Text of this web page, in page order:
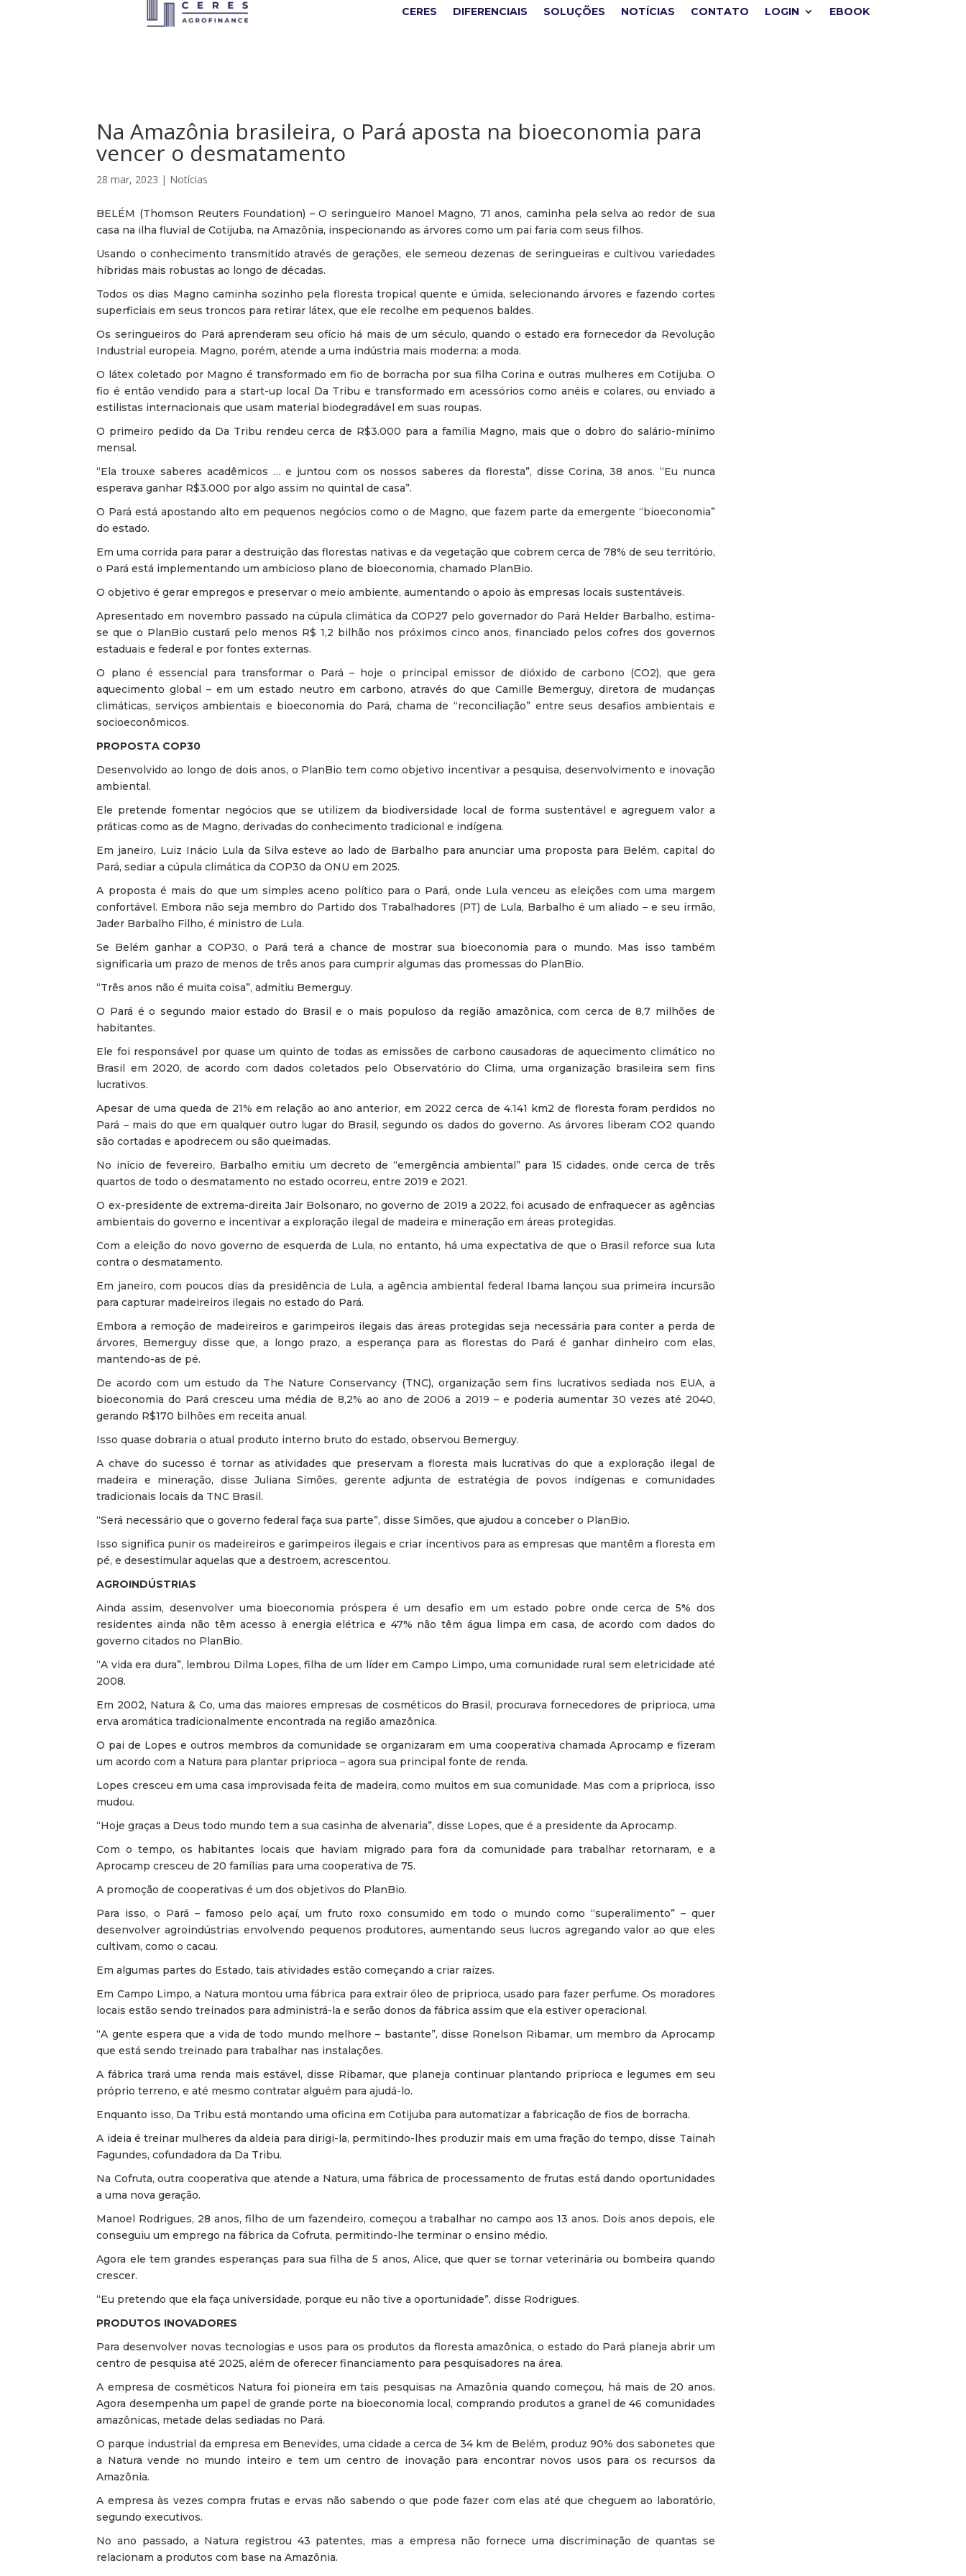
CERES DIFERENCIAIS SOLUÇÕES NOTÍCIAS CONTATO LOGIN EBOOK
Na Amazônia brasileira, o Pará aposta na bioeconomia para
vencer o desmatamento
28 mar, 2023 | Notícias
BELÉM (Thomson Reuters Foundation) – O seringueiro Manoel Magno, 71 anos, caminha pela selva ao redor de sua
casa na ilha fluvial de Cotijuba, na Amazônia, inspecionando as árvores como um pai faria com seus filhos.
Usando o conhecimento transmitido através de gerações, ele semeou dezenas de seringueiras e cultivou variedades
híbridas mais robustas ao longo de décadas.
Todos os dias Magno caminha sozinho pela floresta tropical quente e úmida, selecionando árvores e fazendo cortes
superficiais em seus troncos para retirar látex, que ele recolhe em pequenos baldes.
Os seringueiros do Pará aprenderam seu ofício há mais de um século, quando o estado era fornecedor da Revolução
Industrial europeia. Magno, porém, atende a uma indústria mais moderna: a moda.
O látex coletado por Magno é transformado em fio de borracha por sua filha Corina e outras mulheres em Cotijuba. O
fio é então vendido para a start-up local Da Tribu e transformado em acessórios como anéis e colares, ou enviado a
estilistas internacionais que usam material biodegradável em suas roupas.
O primeiro pedido da Da Tribu rendeu cerca de R$3.000 para a família Magno, mais que o dobro do salário-mínimo
mensal.
“Ela trouxe saberes acadêmicos … e juntou com os nossos saberes da floresta”, disse Corina, 38 anos. “Eu nunca
esperava ganhar R$3.000 por algo assim no quintal de casa”.
O Pará está apostando alto em pequenos negócios como o de Magno, que fazem parte da emergente “bioeconomia”
do estado.
Em uma corrida para parar a destruição das florestas nativas e da vegetação que cobrem cerca de 78% de seu território,
o Pará está implementando um ambicioso plano de bioeconomia, chamado PlanBio.
O objetivo é gerar empregos e preservar o meio ambiente, aumentando o apoio às empresas locais sustentáveis.
Apresentado em novembro passado na cúpula climática da COP27 pelo governador do Pará Helder Barbalho, estima-
se que o PlanBio custará pelo menos R$ 1,2 bilhão nos próximos cinco anos, financiado pelos cofres dos governos
estaduais e federal e por fontes externas.
O plano é essencial para transformar o Pará – hoje o principal emissor de dióxido de carbono (CO2), que gera
aquecimento global – em um estado neutro em carbono, através do que Camille Bemerguy, diretora de mudanças
climáticas, serviços ambientais e bioeconomia do Pará, chama de “reconciliação” entre seus desafios ambientais e
socioeconômicos.
PROPOSTA COP30
Desenvolvido ao longo de dois anos, o PlanBio tem como objetivo incentivar a pesquisa, desenvolvimento e inovação
ambiental.
Ele pretende fomentar negócios que se utilizem da biodiversidade local de forma sustentável e agreguem valor a
práticas como as de Magno, derivadas do conhecimento tradicional e indígena.
Em janeiro, Luiz Inácio Lula da Silva esteve ao lado de Barbalho para anunciar uma proposta para Belém, capital do
Pará, sediar a cúpula climática da COP30 da ONU em 2025.
A proposta é mais do que um simples aceno político para o Pará, onde Lula venceu as eleições com uma margem
confortável. Embora não seja membro do Partido dos Trabalhadores (PT) de Lula, Barbalho é um aliado – e seu irmão,
Jader Barbalho Filho, é ministro de Lula.
Se Belém ganhar a COP30, o Pará terá a chance de mostrar sua bioeconomia para o mundo. Mas isso também
significaria um prazo de menos de três anos para cumprir algumas das promessas do PlanBio.
“Três anos não é muita coisa”, admitiu Bemerguy.
O Pará é o segundo maior estado do Brasil e o mais populoso da região amazônica, com cerca de 8,7 milhões de
habitantes.
Ele foi responsável por quase um quinto de todas as emissões de carbono causadoras de aquecimento climático no
Brasil em 2020, de acordo com dados coletados pelo Observatório do Clima, uma organização brasileira sem fins
lucrativos.
Apesar de uma queda de 21% em relação ao ano anterior, em 2022 cerca de 4.141 km2 de floresta foram perdidos no
Pará – mais do que em qualquer outro lugar do Brasil, segundo os dados do governo. As árvores liberam CO2 quando
são cortadas e apodrecem ou são queimadas.
No início de fevereiro, Barbalho emitiu um decreto de “emergência ambiental” para 15 cidades, onde cerca de três
quartos de todo o desmatamento no estado ocorreu, entre 2019 e 2021.
O ex-presidente de extrema-direita Jair Bolsonaro, no governo de 2019 a 2022, foi acusado de enfraquecer as agências
ambientais do governo e incentivar a exploração ilegal de madeira e mineração em áreas protegidas.
Com a eleição do novo governo de esquerda de Lula, no entanto, há uma expectativa de que o Brasil reforce sua luta
contra o desmatamento.
Em janeiro, com poucos dias da presidência de Lula, a agência ambiental federal Ibama lançou sua primeira incursão
para capturar madeireiros ilegais no estado do Pará.
Embora a remoção de madeireiros e garimpeiros ilegais das áreas protegidas seja necessária para conter a perda de
árvores, Bemerguy disse que, a longo prazo, a esperança para as florestas do Pará é ganhar dinheiro com elas,
mantendo-as de pé.
De acordo com um estudo da The Nature Conservancy (TNC), organização sem fins lucrativos sediada nos EUA, a
bioeconomia do Pará cresceu uma média de 8,2% ao ano de 2006 a 2019 – e poderia aumentar 30 vezes até 2040,
gerando R$170 bilhões em receita anual.
Isso quase dobraria o atual produto interno bruto do estado, observou Bemerguy.
A chave do sucesso é tornar as atividades que preservam a floresta mais lucrativas do que a exploração ilegal de
madeira e mineração, disse Juliana Simões, gerente adjunta de estratégia de povos indígenas e comunidades
tradicionais locais da TNC Brasil.
“Será necessário que o governo federal faça sua parte”, disse Simões, que ajudou a conceber o PlanBio.
Isso significa punir os madeireiros e garimpeiros ilegais e criar incentivos para as empresas que mantêm a floresta em
pé, e desestimular aquelas que a destroem, acrescentou.
AGROINDÚSTRIAS
Ainda assim, desenvolver uma bioeconomia próspera é um desafio em um estado pobre onde cerca de 5% dos
residentes ainda não têm acesso à energia elétrica e 47% não têm água limpa em casa, de acordo com dados do
governo citados no PlanBio.
“A vida era dura”, lembrou Dilma Lopes, filha de um líder em Campo Limpo, uma comunidade rural sem eletricidade até
2008.
Em 2002, Natura & Co, uma das maiores empresas de cosméticos do Brasil, procurava fornecedores de priprioca, uma
erva aromática tradicionalmente encontrada na região amazônica.
O pai de Lopes e outros membros da comunidade se organizaram em uma cooperativa chamada Aprocamp e fizeram
um acordo com a Natura para plantar priprioca – agora sua principal fonte de renda.
Lopes cresceu em uma casa improvisada feita de madeira, como muitos em sua comunidade. Mas com a priprioca, isso
mudou.
“Hoje graças a Deus todo mundo tem a sua casinha de alvenaria”, disse Lopes, que é a presidente da Aprocamp.
Com o tempo, os habitantes locais que haviam migrado para fora da comunidade para trabalhar retornaram, e a
Aprocamp cresceu de 20 famílias para uma cooperativa de 75.
A promoção de cooperativas é um dos objetivos do PlanBio.
Para isso, o Pará – famoso pelo açaí, um fruto roxo consumido em todo o mundo como “superalimento” – quer
desenvolver agroindústrias envolvendo pequenos produtores, aumentando seus lucros agregando valor ao que eles
cultivam, como o cacau.
Em algumas partes do Estado, tais atividades estão começando a criar raízes.
Em Campo Limpo, a Natura montou uma fábrica para extrair óleo de priprioca, usado para fazer perfume. Os moradores
locais estão sendo treinados para administrá-la e serão donos da fábrica assim que ela estiver operacional.
“A gente espera que a vida de todo mundo melhore – bastante”, disse Ronelson Ribamar, um membro da Aprocamp
que está sendo treinado para trabalhar nas instalações.
A fábrica trará uma renda mais estável, disse Ribamar, que planeja continuar plantando priprioca e legumes em seu
próprio terreno, e até mesmo contratar alguém para ajudá-lo.
Enquanto isso, Da Tribu está montando uma oficina em Cotijuba para automatizar a fabricação de fios de borracha.
A ideia é treinar mulheres da aldeia para dirigi-la, permitindo-lhes produzir mais em uma fração do tempo, disse Tainah
Fagundes, cofundadora da Da Tribu.
Na Cofruta, outra cooperativa que atende a Natura, uma fábrica de processamento de frutas está dando oportunidades
a uma nova geração.
Manoel Rodrigues, 28 anos, filho de um fazendeiro, começou a trabalhar no campo aos 13 anos. Dois anos depois, ele
conseguiu um emprego na fábrica da Cofruta, permitindo-lhe terminar o ensino médio.
Agora ele tem grandes esperanças para sua filha de 5 anos, Alice, que quer se tornar veterinária ou bombeira quando
crescer.
“Eu pretendo que ela faça universidade, porque eu não tive a oportunidade”, disse Rodrigues.
PRODUTOS INOVADORES
Para desenvolver novas tecnologias e usos para os produtos da floresta amazônica, o estado do Pará planeja abrir um
centro de pesquisa até 2025, além de oferecer financiamento para pesquisadores na área.
A empresa de cosméticos Natura foi pioneira em tais pesquisas na Amazônia quando começou, há mais de 20 anos.
Agora desempenha um papel de grande porte na bioeconomia local, comprando produtos a granel de 46 comunidades
amazônicas, metade delas sediadas no Pará.
O parque industrial da empresa em Benevides, uma cidade a cerca de 34 km de Belém, produz 90% dos sabonetes que
a Natura vende no mundo inteiro e tem um centro de inovação para encontrar novos usos para os recursos da
Amazônia.
A empresa às vezes compra frutas e ervas não sabendo o que pode fazer com elas até que cheguem ao laboratório,
segundo executivos.
No ano passado, a Natura registrou 43 patentes, mas a empresa não fornece uma discriminação de quantas se
relacionam a produtos com base na Amazônia.